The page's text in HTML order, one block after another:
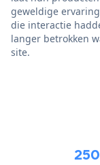
geweldige
die interactie
langer betrokken
site.